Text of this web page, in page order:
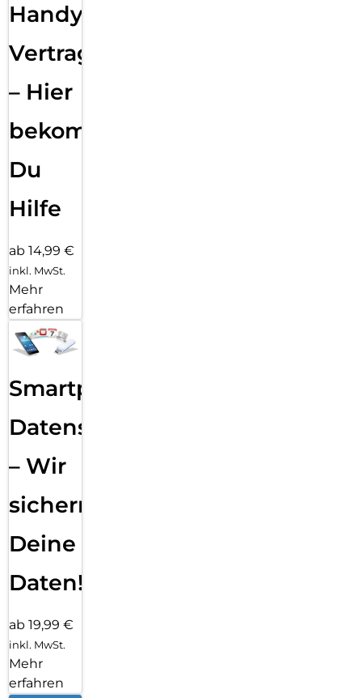
Handy
Vertragsabwicklung
– Hier
bekommst
Du
Hilfe
ab 14,99 €
inkl. MwSt.
Mehr
erfahren
Smartphone
Datensicherung
– Wir
sichern
Deine
Daten!
ab 19,99 €
inkl. MwSt.
Mehr
erfahren